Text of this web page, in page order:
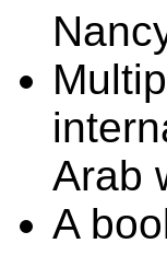
Arab
A